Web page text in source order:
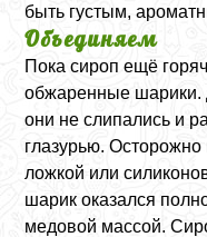
быть густым,
Объединяем
Пока сироп ещё
обжаренные шарики.
они не слипались и
глазурью.
ложкой или
шарик оказался
медовой массой.